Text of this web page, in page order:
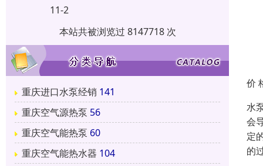
11-2
本站共被浏览过 8147718 次
重庆进口水泵经销 141
重庆空气源热泵 56
重庆空气能热泵 60
重庆空气能热水器 104
价
水
会
定
的